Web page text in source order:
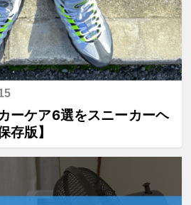
ーケア6選をスニーカーヘ
存版】